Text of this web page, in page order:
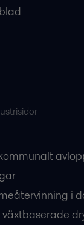
i